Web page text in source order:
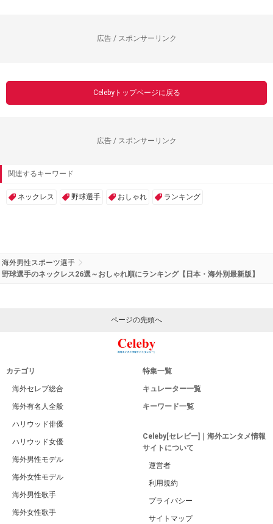
広告 / スポンサーリンク
Celebyトップページに戻る
広告 / スポンサーリンク
関連するキーワード
ネックレス 野球選手 おしゃれ ランキング
海外男性スポーツ選手
野球選手のネックレス26選～おしゃれ順にランキング【日本・海外別最新版】
ページの先頭へ
カテゴリ
海外セレブ総合
海外有名人全般
ハリウッド俳優
ハリウッド女優
海外男性モデル
海外女性モデル
海外男性歌手
海外女性歌手
特集一覧
キュレーター一覧
キーワード一覧
Celeby[セレビー]｜海外エンタメ情報
サイトについて
運営者
利用規約
プライバシー
サイトマップ